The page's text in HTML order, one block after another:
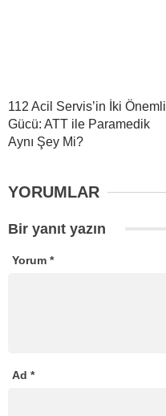
112 Acil Servis’in İki Önemli
Gücü: ATT ile Paramedik
Aynı Şey Mi?
YORUMLAR
Bir yanıt yazın
Yorum *
Ad *